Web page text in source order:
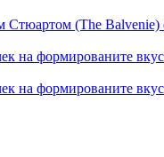
(The Balvenie)
на формированите
на формированите